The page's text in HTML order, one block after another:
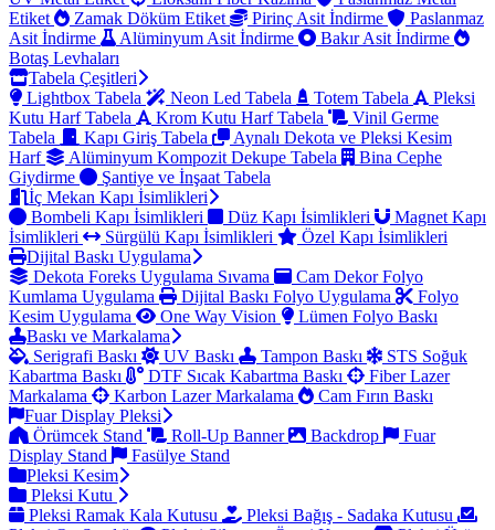
Etiket
Zamak Döküm Etiket Pirinç Asit İndirme
Paslanmaz
Asit İndirme
Alüminyum Asit İndirme
Bakır Asit İndirme
Botaş Levhaları
Tabela Çeşitleri
Lightbox Tabela
Neon Led Tabela Totem Tabela
Pleksi
Kutu Harf Tabela
Krom Kutu Harf Tabela
Vinil Germe
Tabela
Kapı Giriş Tabela
Aynalı Dekota ve Pleksi Kesim
Harf
Alüminyum Kompozit Dekupe Tabela
Bina Cephe
Giydirme
Şantiye ve İnşaat Tabela
İç Mekan Kapı İsimlikleri
Bombeli Kapı İsimlikleri
Düz Kapı İsimlikleri
Magnet Kapı
İsimlikleri
Sürgülü Kapı İsimlikleri
Özel Kapı İsimlikleri
Dijital Baskı Uygulama
Dekota Foreks Uygulama Sıvama
Cam Dekor Folyo
Kumlama Uygulama
Dijital Baskı Folyo Uygulama
Folyo
Kesim Uygulama
One Way Vision
Lümen Folyo Baskı
Baskı ve Markalama
Serigrafi Baskı
UV Baskı Tampon Baskı
STS Soğuk
Kabartma Baskı
DTF Sıcak Kabartma Baskı
Fiber Lazer
Markalama
Karbon Lazer Markalama
Cam Fırın Baskı
Fuar Display Pleksi
Örümcek Stand
Roll-Up Banner Backdrop
Fuar
Display Stand
Fasülye Stand
Pleksi Kesim
Pleksi Kutu
Pleksi Ramak Kala Kutusu
Pleksi Bağış - Sadaka Kutusu